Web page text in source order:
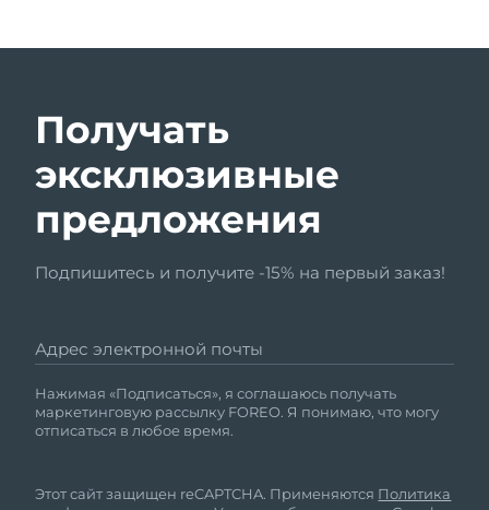
Получать
эксклюзивные
предложения
Подпишитесь и получите -15% на первый заказ!
Адрес электронной почты
Нажимая «Подписаться», я соглашаюсь получать
маркетинговую рассылку FOREO. Я понимаю, что могу
отписаться в любое время.
Этот сайт защищен reCAPTCHA. Применяются Политика